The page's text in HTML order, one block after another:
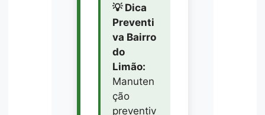
💡 Dica
Preventi
va Bairro
do
Limão:
Manuten
ção
preventiv